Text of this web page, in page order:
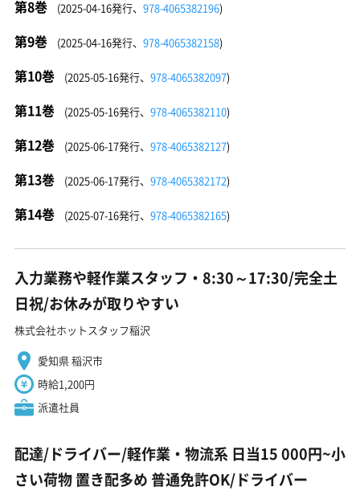
第8巻 (2025-04-16発行、 978-4065382196)
第9巻 (2025-04-16発行、 978-4065382158)
第10巻 (2025-05-16発行、 978-4065382097)
第11巻 (2025-05-16発行、 978-4065382110)
第12巻 (2025-06-17発行、 978-4065382127)
第13巻 (2025-06-17発行、 978-4065382172)
第14巻 (2025-07-16発行、 978-4065382165)
入力業務や軽作業スタッフ・8:30～17:30/完全土
日祝/お休みが取りやすい
株式会社ホットスタッフ稲沢
愛知県 稲沢市
時給1,200円
派遣社員
配達/ドライバー/軽作業・物流系 日当15 000円~小
さい荷物 置き配多め 普通免許OK/ドライバー